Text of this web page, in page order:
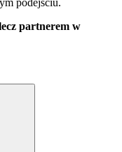
podejściu.
partnerem w